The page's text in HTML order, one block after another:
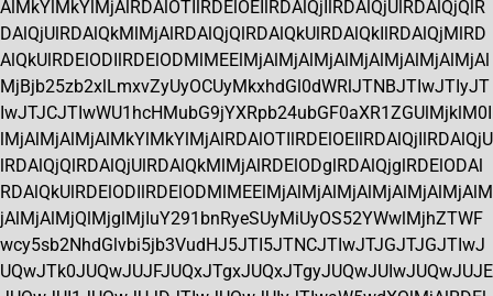
AlMkYlMkYlMjAlRDAlOTIlRDElOEIlRDAlQjIlRDAlQjUlRDAlQjQlR
DAlQjUlRDAlQkMlMjAlRDAlQjQlRDAlQkUlRDAlQkIlRDAlQjMlRD
AlQkUlRDElODIlRDElODMlMEElMjAlMjAlMjAlMjAlMjAlMjAlMjAl
MjBjb25zb2xlLmxvZyUyOCUyMkxhdGl0dWRlJTNBJTIwJTIyJT
IwJTJCJTIwWU1hcHMubG9jYXRpb24ubGF0aXR1ZGUlMjklM0I
lMjAlMjAlMjAlMkYlMkYlMjAlRDAlOTIlRDElOEIlRDAlQjIlRDAlQjU
lRDAlQjQlRDAlQjUlRDAlQkMlMjAlRDElODglRDAlQjglRDElODAl
RDAlQkUlRDElODIlRDElODMlMEElMjAlMjAlMjAlMjAlMjAlMjAlM
jAlMjAlMjQlMjglMjIuY291bnRyeSUyMiUyOS52YWwlMjhZTWF
wcy5sb2NhdGlvbi5jb3VudHJ5JTI5JTNCJTIwJTJGJTJGJTIwJ
UQwJTk0JUQwJUJFJUQxJTgxJUQxJTgyJUQwJUIwJUQwJUJE